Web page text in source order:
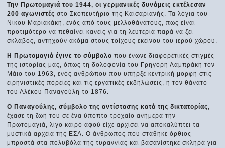
Την Πρωτομαγιά του 1944, οι γερμανικές δυνάμεις εκτέλεσαν
200 αγωνιστές στο Σκοπευτήριο της Καισαριανής. Τα λόγια του
Νίκου Μαριακάκη, ενός από τους μελλοθάνατους, πως είναι
προτιμότερο να πεθαίνει κανείς για τη λευτεριά παρά να ζει
σκλάβος, αντηχούν ακόμα στους τοίχους εκείνου του ιερού χώρου.
Η Πρωτομαγιά έγινε το σύμβολο που ένωνε διαφορετικές στιγμές
της ιστορίας μας, όπως τη δολοφονία του Γρηγόρη Λαμπράκη τον
Μάιο του 1963, ενός ανθρώπου που υπήρξε κεντρική μορφή στις
ειρηνιστικές πορείες και τις εργατικές εκδηλώσεις, ή τον θάνατο
του Αλέκου Παναγούλη το 1876.
Ο Παναγούλης, σύμβολο της αντίστασης κατά της δικτατορίας,
έχασε τη ζωή του σε ένα ύποπτο τροχαίο ανήμερα την
Πρωτομαγιά, λίγο καιρό αφού είχε αρχίσει να αποκαλύπτει τα
μυστικά αρχεία της ΕΣΑ. Ο άνθρωπος που στάθηκε όρθιος
μπροστά στα πολυβόλα της τυραννίας και βασανίστηκε σκληρά για